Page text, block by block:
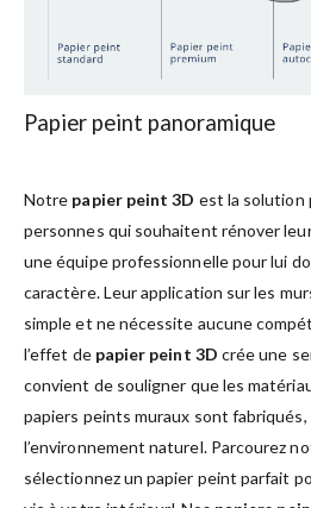
Papier peint panoramique
Notre papier peint 3D est la solution
personnes qui souhaitent rénover
une équipe professionnelle pour lui
caractère. Leur application sur les
simple et ne nécessite aucune
l’effet de papier peint 3D crée une
convient de souligner que les
papiers peints muraux sont
l’environnement naturel. Parcourez
sélectionnez un papier peint parfait